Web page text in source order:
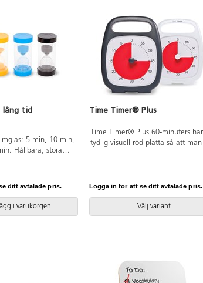
9x9 cm. Material:
lång tid
5 min, 10 min,
Hållbara, stora
för barnen. Perfekt
Från 1 år.
ditt avtalade pris.
i varukorgen
Time Timer® Plus
Time Timer® Plus 60-minuters
tydlig visuell röd platta så att man
alarm kan justeras. Mått 14x18
Ett AA batteri krävs, medföljer
Material: ABS och PC.
Logga in för att se ditt avtalade pris.
Välj variant